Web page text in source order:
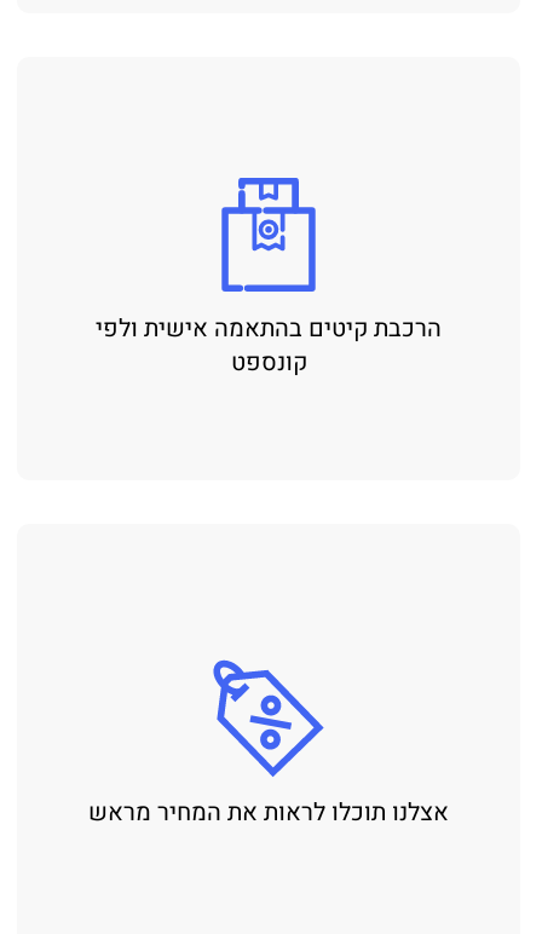
הרכבת קיטים בהתאמה אישית ולפי
קונספט
אצלנו תוכלו לראות את המחיר מראש